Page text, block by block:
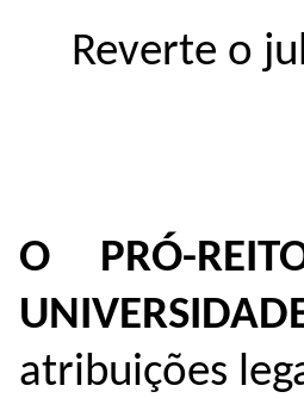
Reverte o
O PRÓ-
atribuições